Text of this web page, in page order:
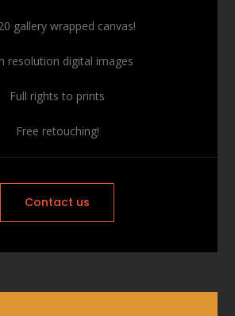
gallery wrapped canvas!
resolution digital images
Full rights to prints
Free retouching!
Contact us